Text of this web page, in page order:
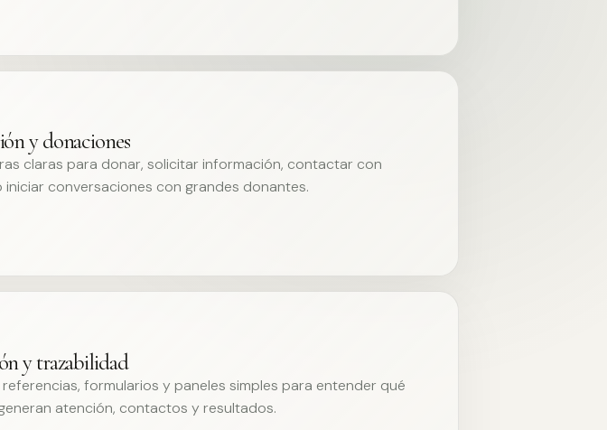
y donaciones
claras para donar, solicitar información, contactar con
iniciar conversaciones con grandes donantes.
y trazabilidad
referencias, formularios y paneles simples para entender qué
atención, contactos y resultados.